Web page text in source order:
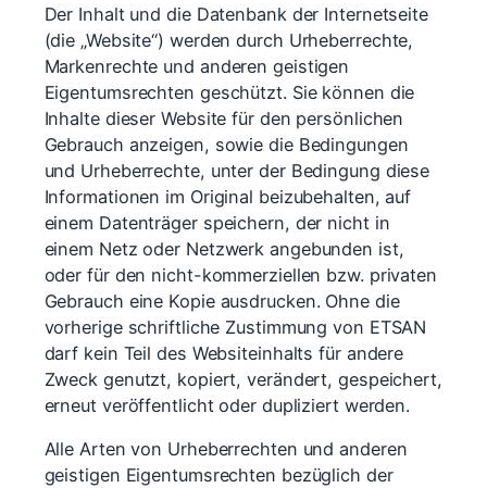
Der Inhalt und die Datenbank der Internetseite
(die „Website“) werden durch Urheberrechte,
Markenrechte und anderen geistigen
Eigentumsrechten geschützt. Sie können die
Inhalte dieser Website für den persönlichen
Gebrauch anzeigen, sowie die Bedingungen
und Urheberrechte, unter der Bedingung diese
Informationen im Original beizubehalten, auf
einem Datenträger speichern, der nicht in
einem Netz oder Netzwerk angebunden ist,
oder für den nicht-kommerziellen bzw. privaten
Gebrauch eine Kopie ausdrucken. Ohne die
vorherige schriftliche Zustimmung von ETSAN
darf kein Teil des Websiteinhalts für andere
Zweck genutzt, kopiert, verändert, gespeichert,
erneut veröffentlicht oder dupliziert werden.
Alle Arten von Urheberrechten und anderen
geistigen Eigentumsrechten bezüglich der